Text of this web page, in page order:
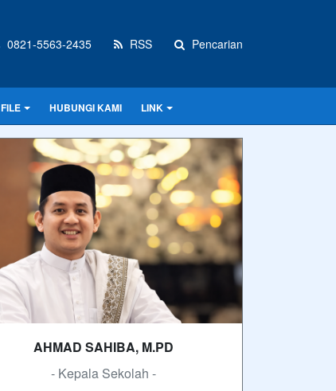
0821-5563-2435 RSS Pencarian
FILE HUBUNGI KAMI LINK
AHMAD SAHIBA, M.PD
- Kepala Sekolah -